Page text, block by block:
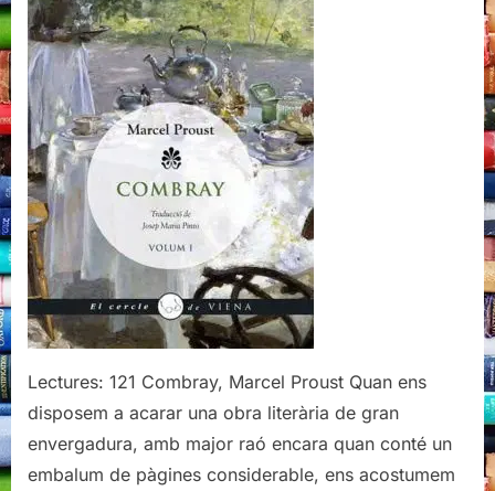
Edicions,
2010
Lectures: 121 Combray, Marcel Proust Quan ens
disposem a acarar una obra literària de gran
envergadura, amb major raó encara quan conté un
embalum de pàgines considerable, ens acostumem